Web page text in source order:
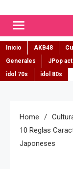
Inicio AKB48
Generales
JPop
idol 70s
idol 80s
Home
10 Reglas
Japoneses